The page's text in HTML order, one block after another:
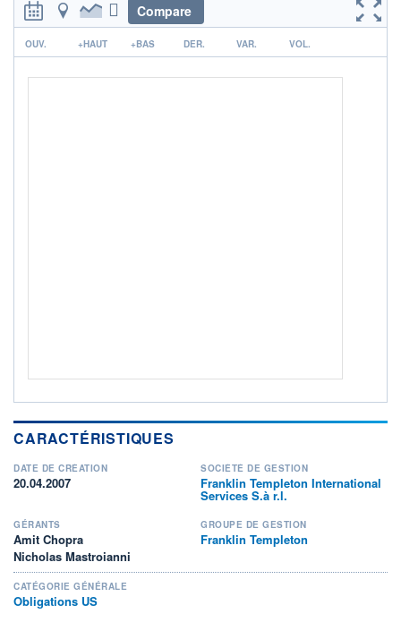
CATÉGORIE MORNINGSTAR
Obligations USD
Diversifiées
TARIFS PRIVILÉGIÉS 0%
Compare
r
OUV. +HAUT +BAS DER. VAR. VOL.
CARACTÉRISTIQUES
DATE DE CRÉATION
20.04.2007
SOCIÉTÉ DE GESTION
Franklin Templeton International
Services S.à r.l.
GÉRANTS
Amit Chopra
Nicholas Mastroianni
GROUPE DE GESTION
Franklin Templeton
CATÉGORIE GÉNÉRALE
Obligations US